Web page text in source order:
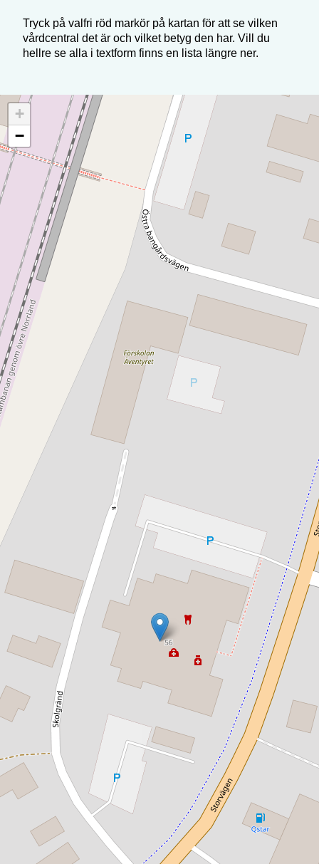
Tryck på valfri röd markör på kartan för att se vilken
vårdcentral det är och vilket betyg den har. Vill du
hellre se alla i textform finns en lista längre ner.
+
−